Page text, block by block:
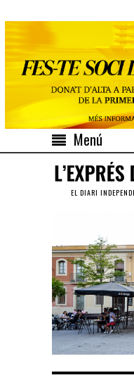
Menú
EL DIARI